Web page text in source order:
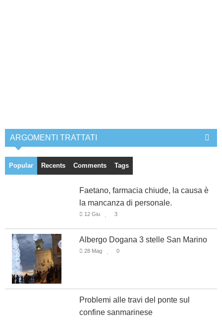
ARGOMENTI TRATTATI
Popular Recents Comments Tags
Faetano, farmacia chiude, la causa è
la mancanza di personale.
12 Giu 3
Albergo Dogana 3 stelle San Marino
28 Mag 0
Problemi alle travi del ponte sul
confine sanmarinese